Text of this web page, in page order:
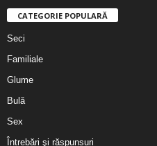
CATEGORIE POPULARĂ
Seci
Familiale
Glume
Bulă
Sex
Întrebări şi răspunsuri